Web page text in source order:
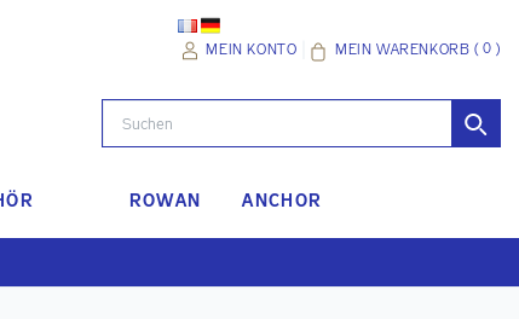
MEIN KONTO MEIN WARENKORB ( 0 )
ROWAN ANCHOR